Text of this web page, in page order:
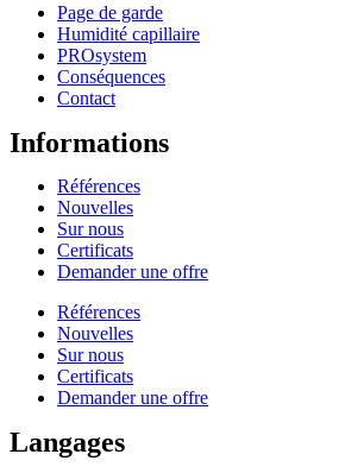
Page de garde
Humidité capillaire
PROsystem
Conséquences
Contact
Informations
Références
Nouvelles
Sur nous
Certificats
Demander une offre
Références
Nouvelles
Sur nous
Certificats
Demander une offre
Langages